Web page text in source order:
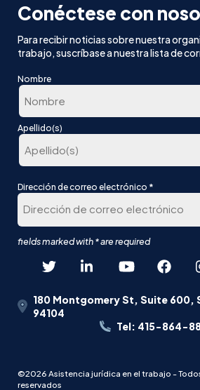
Conéctese con
Para recibir noticias sobre nuestra
trabajo, suscríbase a nuestra lista de
Nombre
En
primer
lugar
Apellido(s)
Dirección de correo electrónico *
180 Montgomery St, Suite 600,
94104
Tel: 415-864-
©2026 Asistencia jurídica en el trabajo -
reservados